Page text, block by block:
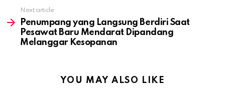
Next article
Penumpang yang Langsung Berdiri Saat
Pesawat Baru Mendarat Dipandang
Melanggar Kesopanan
YOU MAY ALSO LIKE